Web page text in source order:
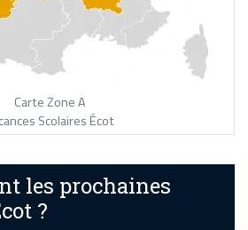
Carte Zone A
Scolaires Écot
les prochaines
?